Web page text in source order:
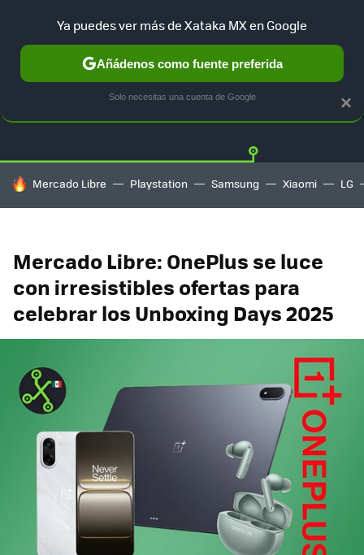
GUÍA DE COMPRAS MERCADO LIBRE
HOY SE HABLA DE
Mercado Libre Playstation Samsung Xiaomi LG
Mercado Libre: OnePlus se luce
con irresistibles ofertas para
celebrar los Unboxing Days 2025
×
Ya puedes ver más de Xataka MX en Google
Añádenos como fuente preferida
Solo necesitas una cuenta de Google